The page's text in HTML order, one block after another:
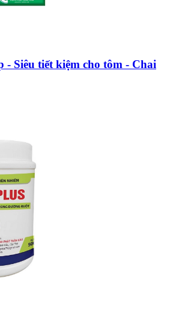
- Siêu tiết kiệm cho tôm - Chai